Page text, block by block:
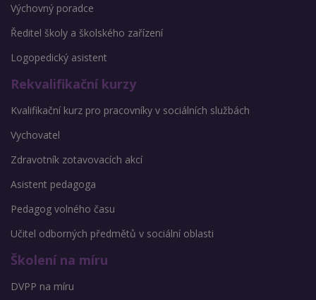
Výchovný poradce
Ředitel školy a školského zařízení
Logopedický asistent
Rekvalifikační kurzy
Kvalifikační kurz pro pracovníky v sociálních službách
Vychovatel
Zdravotník zotavovacích akcí
Asistent pedagoga
Pedagog volného času
Učitel odborných předmětů v sociální oblasti
Školení na míru
DVPP na míru